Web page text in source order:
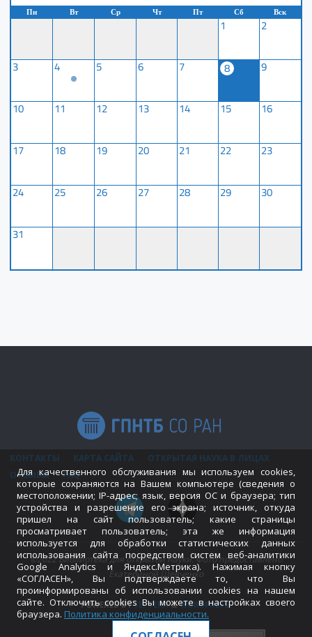
Пн Вт Ср Чт Пт Сб Вск
1 2
3 4 5 6 7 8 9
10 11 12 13 14 15 16
17 18 19 20 21 22 23
24 25 26 27 28 29 30
31
КОНТАКТЫ КАРТА САЙТА
ОТКРЫТАЯ НАУКА В ЛИЦАХ
ОТЗЫВЫ
FAQ
©2022 Библиотека для открытой науки. Фото предоставлено
Екатериной Шевченко
POWERED BYSEPTERA&WORDPRESS.
Для качественного обслуживания мы используем cookies,
которые сохраняются на Вашем компьютере (сведения о
местоположении; IP-адрес; язык, версия ОС и браузера; тип
устройства и разрешение его экрана; источник, откуда
пришел на сайт пользователь; какие страницы
просматривает пользователь; эта же информация
используется для обработки статистических данных
использования сайта посредством систем веб-аналитики
Google Analytics и Яндекс.Метрика). Нажимая кнопку
«СОГЛАСЕН», Вы подтверждаете то, что Вы
проинформированы об использовании cookies на нашем
сайте. Отключить cookies Вы можете в настройках своего
браузера. Политика конфиденциальности.